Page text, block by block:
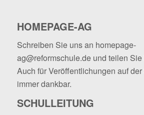
HOMEPAGE-AG
Schreiben Sie uns an homepage-
ag@reformschule.deund teilen Sie
Auch für Veröffentlichungen auf
immer dankbar.
SCHULLEITUNG